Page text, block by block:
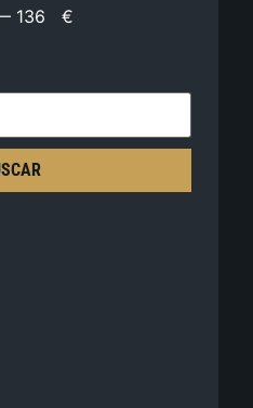
136 €